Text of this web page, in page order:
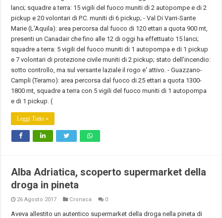
lanci; squadre a terra: 15 vigili del fuoco muniti di 2 autopompe e di 2
pickup e 20 volontari di P.C. muniti di 6 pickup; - Val Di Varri-Sante
Marie (L'Aquila): area percorsa dal fuoco di 120 ettari a quota 900 mt,
presenti un Canadair che fino alle 12 di oggi ha effettuato 15 lanci;
squadre a terra: 5 vigili del fuoco muniti di 1 autopompa e di 1 pickup
e 7 volontari di protezione civile muniti di 2 pickup; stato dell'incendio:
sotto controllo, ma sul versante laziale il rogo e' attivo. - Guazzano-
Campli (Teramo): area percorsa dal fuoco di 25 ettari a quota 1300-
1800 mt, squadre a terra con 5 vigili del fuoco muniti di 1 autopompa
e di 1 pickup. (
Leggi Tutto »
Alba Adriatica, scoperto supermarket della
droga in pineta
26 Agosto 2017 Cronaca 0
Aveva allestito un autentico supermarket della droga nella pineta di